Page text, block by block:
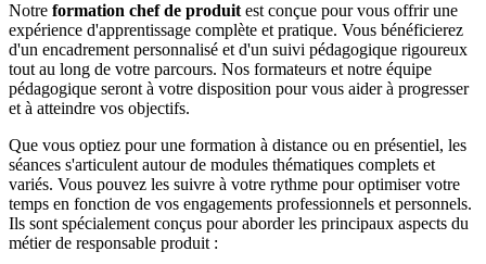
Notre formation chef de produit est conçue pour vous offrir une
expérience d'apprentissage complète et pratique. Vous bénéficierez
d'un encadrement personnalisé et d'un suivi pédagogique rigoureux
tout au long de votre parcours. Nos formateurs et notre équipe
pédagogique seront à votre disposition pour vous aider à progresser
et à atteindre vos objectifs.
Que vous optiez pour une formation à distance ou en présentiel, les
séances s'articulent autour de modules thématiques complets et
variés. Vous pouvez les suivre à votre rythme pour optimiser votre
temps en fonction de vos engagements professionnels et personnels.
Ils sont spécialement conçus pour aborder les principaux aspects du
métier de responsable produit :